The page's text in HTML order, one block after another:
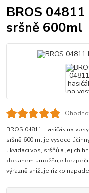
BROS
sršně 600ml
BROS 04811 Hasičák na
sršně 600 ml je vysoce
likvidaci vos, sršňů a jejich
dosahem umožňuje
výrazně snižuje riziko